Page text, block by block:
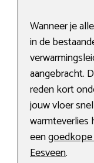
Wanneer je
in de
aangebracht.
reden kort
jouw vloer
warmteverlies
een
Eesveen.